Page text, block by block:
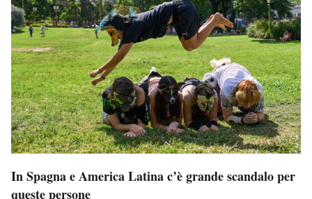
In Spagna e America Latina c’è grande scandalo per
queste persone